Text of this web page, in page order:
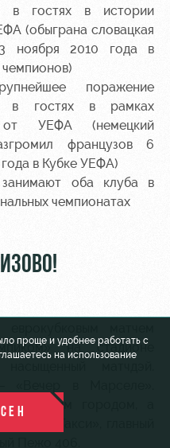
проще и удобнее работать с
на использование
в гостях в истории
(обыграна словацкая
ноября 2010 года в
поражение
в гостях в рамках
от УЕФА (немецкий
французов 6
в Кубке УЕФА)
оба клуба в
чемпионатах
на стадионе
матчдэй.
городом, а